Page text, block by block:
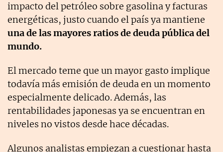
impacto del petróleo sobre gasolina y facturas
energéticas, justo cuando el país ya mantiene
una de las mayores ratios de deuda pública del
mundo.
El mercado teme que un mayor gasto implique
todavía más emisión de deuda en un momento
especialmente delicado. Además, las
rentabilidades japonesas ya se encuentran en
niveles no vistos desde hace décadas.
Algunos analistas empiezan a cuestionar hasta